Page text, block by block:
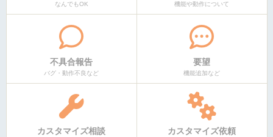
なんでもOK 機能や動作について
不具合報告
バグ・動作不良など
要望
機能追加など
カスタマイズ相談 カスタマイズ依頼